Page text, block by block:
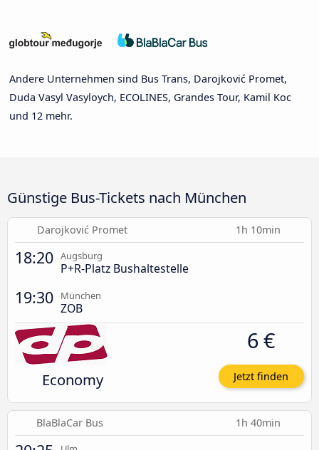
Andere Unternehmen sind Bus Trans, Darojković Promet,
Duda Vasyl Vasyloych, ECOLINES, Grandes Tour, Kamil Koc
und 12 mehr.
Günstige Bus-Tickets nach München
Darojković Promet 1h 10min
18:20 Augsburg
P+R-Platz Bushaltestelle
19:30 München
ZOB
Economy
6 €
Jetzt finden
BlaBlaCar Bus 1h 40min